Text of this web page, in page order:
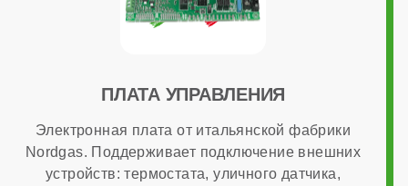
есть
ПЛАТА УПРАВЛЕНИЯ
Электронная плата от итальянской фабрики
Nordgas. Поддерживает подключение внешних
устройств: термостата, уличного датчика,